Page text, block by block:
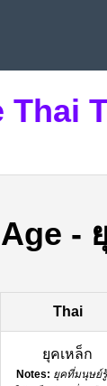
Thai
-
Thai
ยุคเหล็ก
Notes: ยุคที่มนุษย์